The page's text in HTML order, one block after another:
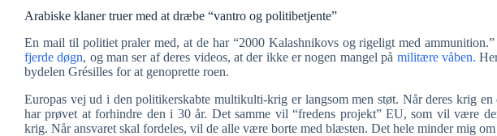
Arabiske klaner truer med at dræbe “vantro og politibetjente”
En mail til politiet praler med, at de har “2000 Kalashnikovs og rigeligt med
fjerde døgn, og man ser af deres videos, at der ikke er nogen mangel på militære våben.
bydelen Grésilles for at genoprette roen.
Europas vej ud i den politikerskabte multikulti-krig er langsom men støt. Når deres krig en
har prøvet at forhindre den i 30 år. Det samme vil “fredens projekt” EU, som vil være
krig. Når ansvaret skal fordeles, vil de alle være borte med blæsten. Det hele minder mig om